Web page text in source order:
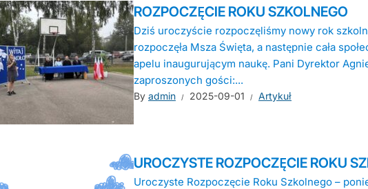
ROZPOCZĘCIE ROKU SZKOLNEGO
Dziś uroczyście rozpoczęliśmy nowy rok
rozpoczęła Msza Święta, a następnie cała
apelu inaugurującym naukę. Pani Dyrektor
zaproszonych gości:...
By admin 2025-09-01 Artykuł
UROCZYSTE ROZPOCZĘCIE ROKU
Uroczyste Rozpoczęcie Roku Szkolnego –